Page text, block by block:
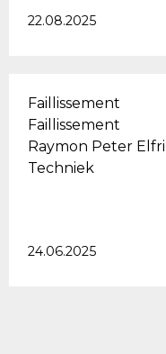
22.08.2025
Faillissement
Faillissement
Raymon Peter
Techniek
24.06.2025